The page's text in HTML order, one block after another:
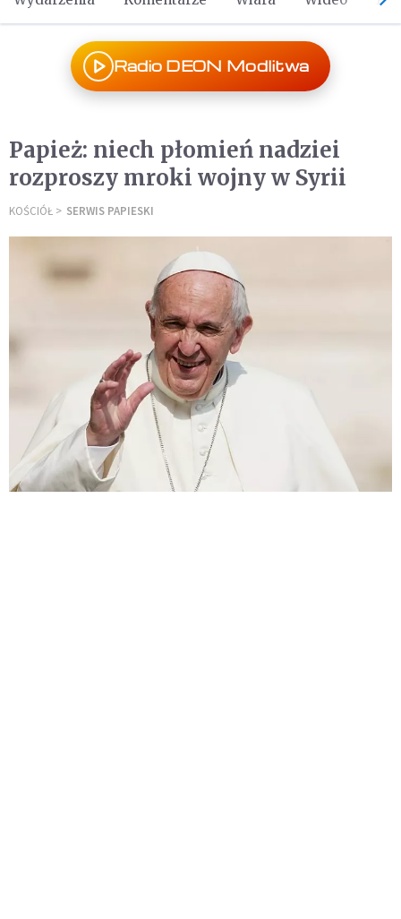
Radio DEON Modlitwa
Papież: niech płomień nadziei
rozproszy mroki wojny w Syrii
KOŚCIÓŁ SERWIS PAPIESKI